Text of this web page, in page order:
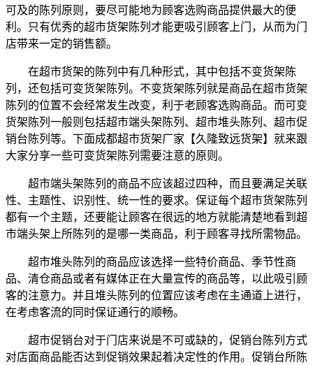
可及的陈列原则，要尽可能地为顾客选购商品提供最大的便
利。只有优秀的超市货架陈列才能更吸引顾客上门，从而为门
店带来一定的销售额。
在超市货架的陈列中有几种形式，其中包括不变货架陈
列，还包括可变货架陈列。不变货架陈列就是商品在超市货架
陈列的位置不会经常发生改变，利于老顾客选购商品。而可变
货架陈列一般则包括超市端头架陈列、超市堆头陈列、超市促
销台陈列等。下面成都超市货架厂家【久隆致远货架】就来跟
大家分享一些可变货架陈列需要注意的原则。
超市端头架陈列的商品不应该超过四种，而且要满足关联
性、主题性、识别性、统一性的要求。保证每个超市货架陈列
都有一个主题，还要能让顾客在很远的地方就能清楚地看到超
市端头架上所陈列的是哪一类商品，利于顾客寻找所需物品。
超市堆头陈列的商品应该选择一些特价商品、季节性商
品、清仓商品或者有媒体正在大量宣传的商品等，以此吸引顾
客的注意力。并且堆头陈列的位置应该考虑在主通道上进行，
在考虑客流的同时保证通行的顺畅。
超市促销台对于门店来说是不可或缺的，促销台陈列方式
对店面商品能否达到促销效果起着决定性的作用。促销台所陈